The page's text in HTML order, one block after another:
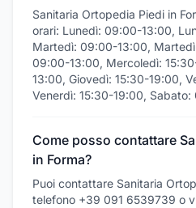
Sanitaria Ortopedia Piedi in
orari: Lunedì: 09:00-13:00,
Martedì: 09:00-13:00,
09:00-13:00, Mercoledì:
13:00, Giovedì: 15:30-19:00,
Venerdì: 15:30-19:00,
Come posso contattare
in Forma?
Puoi contattare Sanitaria
telefono +39 091 6539739 o